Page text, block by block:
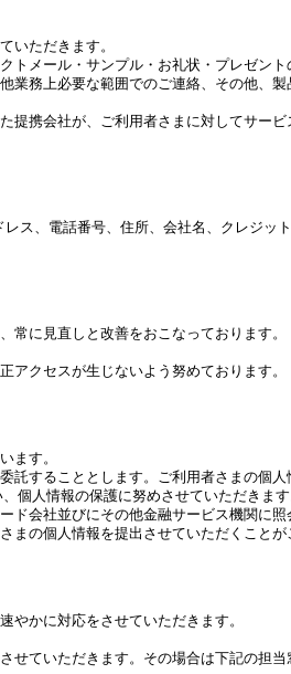
いただきます。
メール・サンプル・お礼状・プレゼン
務上必要な範囲でのご連絡、その他、
携会社が、ご利用者さまに対してサー
ス、電話番号、住所、会社名、クレジッ
常に見直しと改善をおこなっております。
アクセスが生じないよう努めております。
ます。
することとします。ご利用者さまの個
個人情報の保護に努めさせていただきます
会社並びにその他金融サービス機関に照
の個人情報を提出させていただくことが
やかに対応をさせていただきます。
ていただきます。その場合は下記の担当